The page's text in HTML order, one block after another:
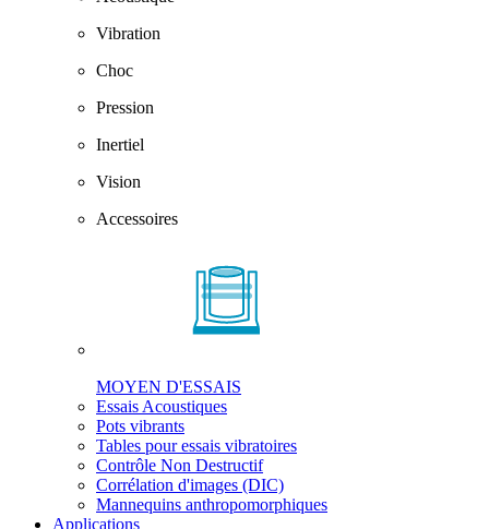
Vibration
Choc
Pression
Inertiel
Vision
Accessoires
MOYEN D'ESSAIS
Essais Acoustiques
Pots vibrants
Tables pour essais vibratoires
Contrôle Non Destructif
Corrélation d'images (DIC)
Mannequins anthropomorphiques
Applications